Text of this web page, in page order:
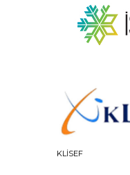
KLISEF